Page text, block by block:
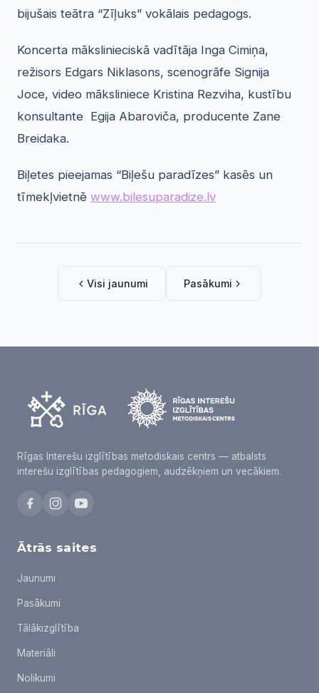
bijušais teātra “Zīļuks” vokālais pedagogs.
Koncerta mākslinieciskā vadītāja Inga Cimiņa,
režisors Edgars Niklasons, scenogrāfe Signija
Joce, video māksliniece Kristina Rezviha, kustību
konsultante Egija Abaroviča, producente Zane
Breidaka.
Biļetes pieejamas “Biļešu paradīzes” kasēs un
tīmekļvietnē www.bilesuparadize.lv
Visi jaunumi Pasākumi
Rīgas Interešu izglītības metodiskais centrs — atbalsts
interešu izglītības pedagogiem, audzēkņiem un vecākiem.
Ātrās saites
Jaunumi
Pasākumi
Tālākizglītība
Materiāli
Nolikumi